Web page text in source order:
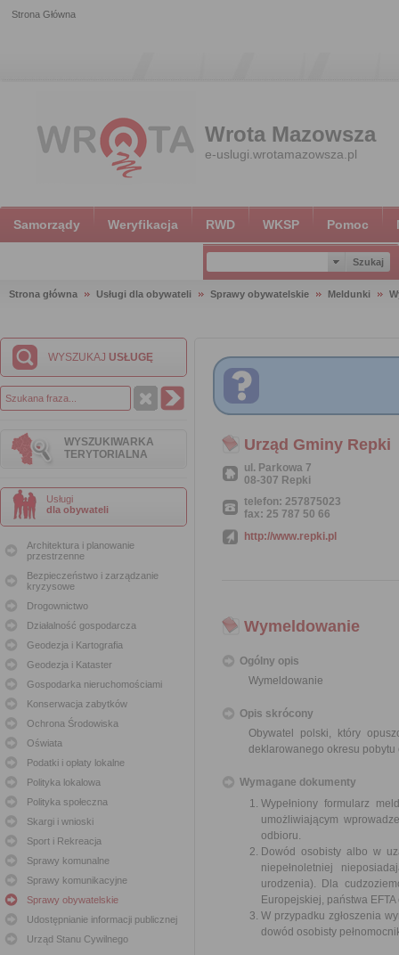
Strona Główna
Wrota Mazowsza
e-uslugi.wrotamazowsza.pl
Samorządy Weryfikacja RWD WKSP Pomoc
Strona główna Usługi dla obywateli Sprawy obywatelskie Meldunki
WYSZUKAJ USŁUGĘ
WYSZUKIWARKA
TERYTORIALNA
Usługi
dla obywateli
Architektura i planowanie
przestrzenne
Bezpieczeństwo i zarządzanie
kryzysowe
Drogownictwo
Działalność gospodarcza
Geodezja i Kartografia
Geodezja i Kataster
Gospodarka nieruchomościami
Konserwacja zabytków
Ochrona Środowiska
Oświata
Podatki i opłaty lokalne
Polityka lokalowa
Polityka społeczna
Skargi i wnioski
Sport i Rekreacja
Sprawy komunalne
Sprawy komunikacyjne
Sprawy obywatelskie
Udostępnianie informacji publicznej
Urząd Stanu Cywilnego
Urząd Gminy Repki
ul. Parkowa 7
08-307 Repki
telefon: 257875023
fax: 25 787 50 66
http://www.repki.pl
Wymeldowanie
Ogólny opis
Wymeldowanie
Opis skrócony
Obywatel polski, który
deklarowanego okresu
Wymagane dokumenty
Wypełniony formularz
umożliwiającym
odbioru.
Dowód osobisty albo w
niepełnoletniej
urodzenia). Dla
Europejskiej, państwa
W przypadku zgłoszenia
dowód osobisty